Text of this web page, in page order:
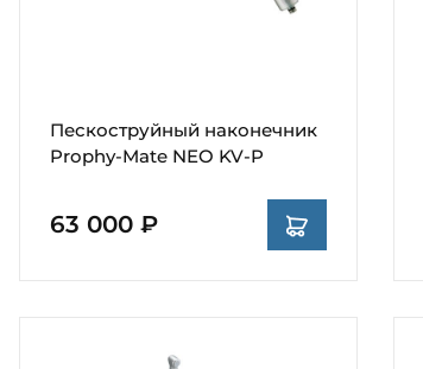
Пескоструйный наконечник
Prophy-Mate NEO KV-P
63 000 ₽